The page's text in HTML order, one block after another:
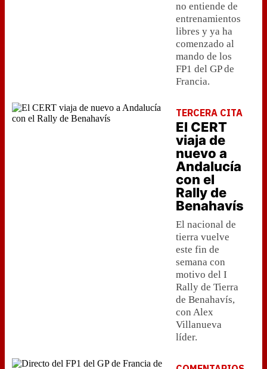
no entiende de
entrenamientos
libres y ya ha
comenzado al
mando de los
FP1 del GP de
Francia.
TERCERA CITA
El CERT
viaja de
nuevo a
Andalucía
con el
Rally de
Benahavís
El nacional de
tierra vuelve
este fin de
semana con
motivo del I
Rally de Tierra
de Benahavís,
con Alex
Villanueva
líder.